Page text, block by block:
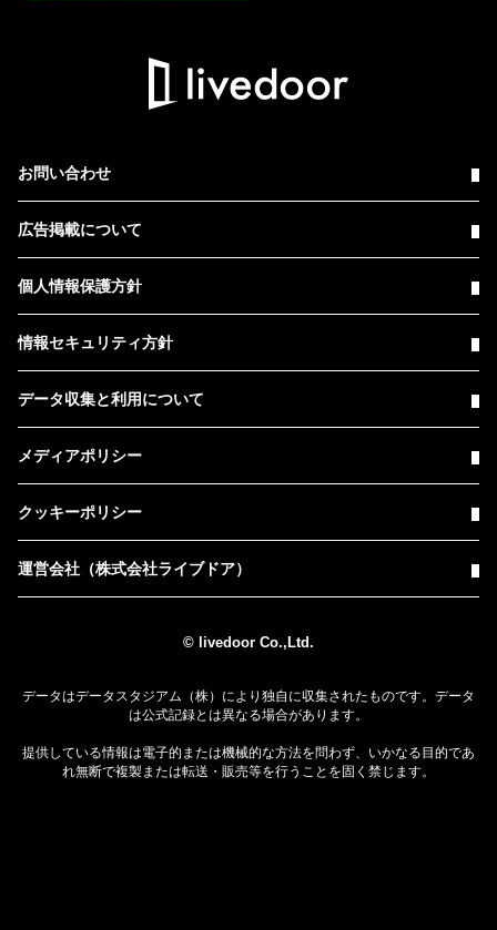
お問い合わせ
広告掲載について
個人情報保護方針
情報セキュリティ方針
データ収集と利用について
メディアポリシー
クッキーポリシー
運営会社（株式会社ライブドア）
© livedoor Co.,Ltd.
データはデータスタジアム（株）により独自に収集されたものです。データ
は公式記録とは異なる場合があります。
提供している情報は電子的または機械的な方法を問わず、いかなる目的であ
れ無断で複製または転送・販売等を行うことを固く禁じます。